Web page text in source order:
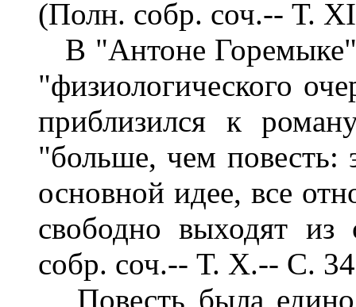
(Полн. собр. соч.-- Т.
В "Антоне Горемыке"
"физиологического
приблизился к
"больше, чем повесть:
основной идее, все
свободно выходят
собр. соч.-- Т. X.-- С.
Повесть была